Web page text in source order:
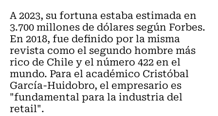
A 2023, su fortuna estaba estimada en
3.700 millones de dólares según Forbes.
En 2018, fue definido por la misma
revista como el segundo hombre más
rico de Chile y el número 422 en el
mundo. Para el académico Cristóbal
García-Huidobro, el empresario es
"fundamental para la industria del
retail".